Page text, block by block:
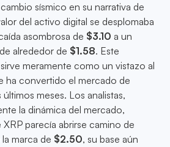
sísmico en su narrativa de
del activo digital se desplomaba
asombrosa de $3.10 a un
alrededor de $1.58. Este
meramente como un vistazo al
ha convertido el mercado de
meses. Los analistas,
la dinámica del mercado,
parecía abrirse camino de
marca de $2.50, su base aún